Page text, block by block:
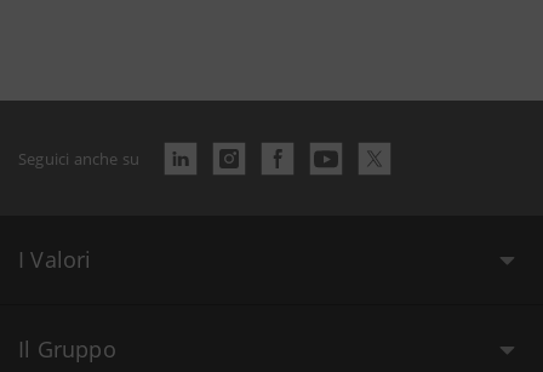
Seguici anche su
I Valori
Il Gruppo